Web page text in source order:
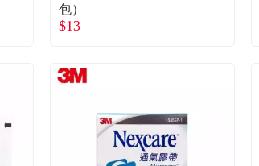
包）
$13